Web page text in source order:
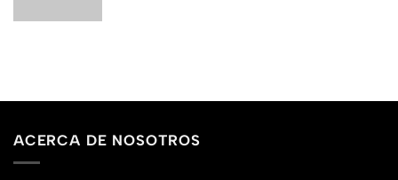
ACERCA DE NOSOTROS